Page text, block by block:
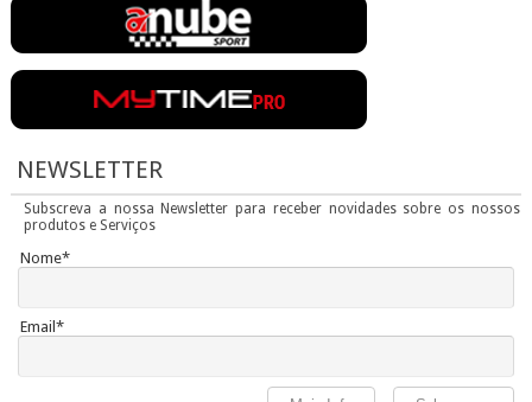
NEWSLETTER
Subscreva a nossa Newsletter para receber novidades sobre os nossos
produtos e Serviços
Nome*
Email*